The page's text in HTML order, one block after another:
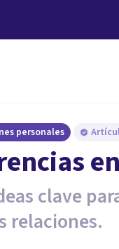
personales
clave
relaciones.